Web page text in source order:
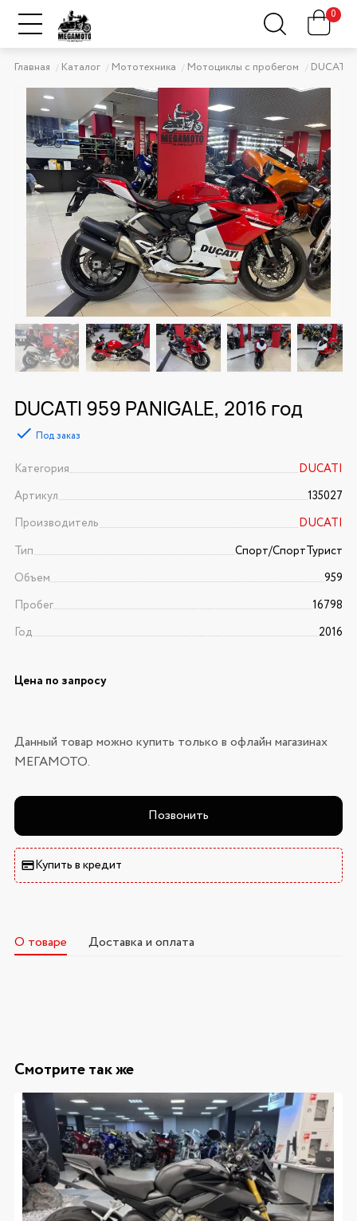
0
Главная Каталог Мототехника Мотоциклы с пробегом DUCATI
DUCATI 959 PANIGALE, 2016 год
Под заказ
Категория
DUCATI
Артикул
135027
Производитель
DUCATI
Тип
Спорт/CпортТурист
Объем
959
Пробег
16798
Год
2016
Цена по запросу
Данный товар можно купить только в офлайн магазинах
МЕГАМОТО.
Позвонить
Купить в кредит
О товаре Доставка и оплата
Смотрите так же